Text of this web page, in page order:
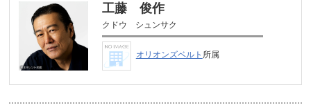
工藤 俊作
クドウ シュンサク
オリオンズベルト 所属